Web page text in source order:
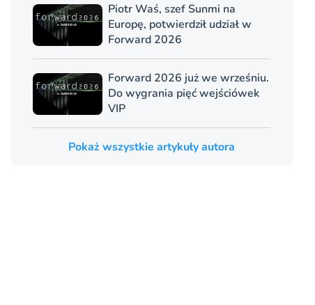
Piotr Waś, szef Sunmi na
Europę, potwierdził udział w
Forward 2026
Forward 2026 już we wrześniu.
Do wygrania pięć wejściówek
VIP
Pokaż wszystkie artykuły autora